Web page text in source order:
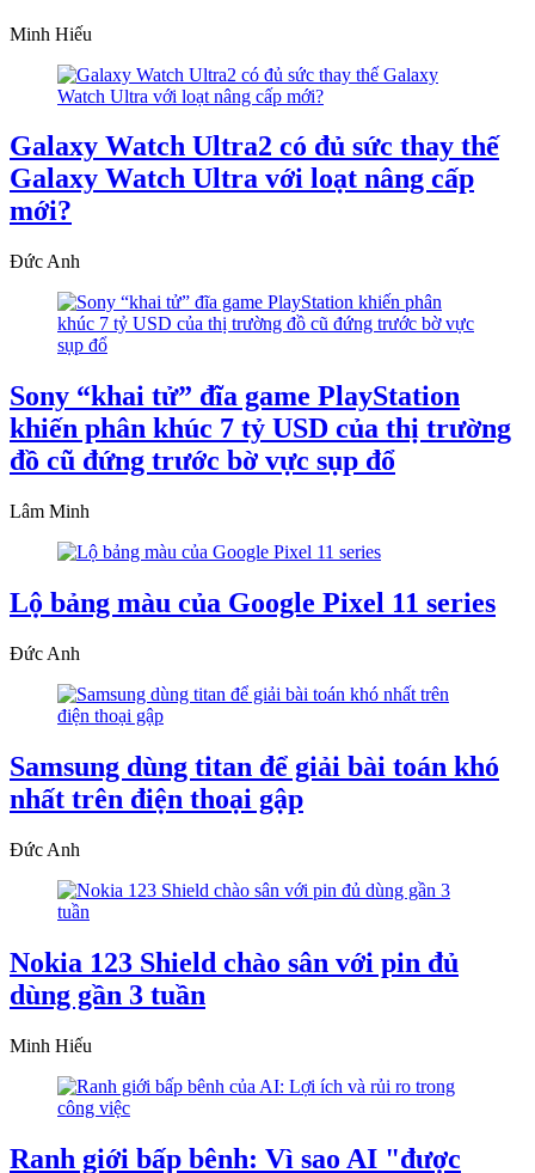
Minh Hiếu
Galaxy Watch Ultra2 có đủ sức thay thế
Galaxy Watch Ultra với loạt nâng cấp
mới?
Đức Anh
Sony “khai tử” đĩa game PlayStation
khiến phân khúc 7 tỷ USD của thị trường
đồ cũ đứng trước bờ vực sụp đổ
Lâm Minh
Lộ bảng màu của Google Pixel 11 series
Đức Anh
Samsung dùng titan để giải bài toán khó
nhất trên điện thoại gập
Đức Anh
Nokia 123 Shield chào sân với pin đủ
dùng gần 3 tuần
Minh Hiếu
Ranh giới bấp bênh: Vì sao AI "được